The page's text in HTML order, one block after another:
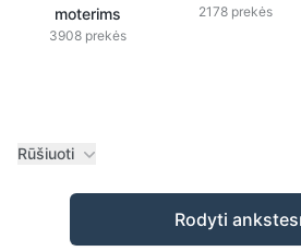
moterims
3908 prekės
2178 prekės
Rūšiuoti
Prekės
Rodyti